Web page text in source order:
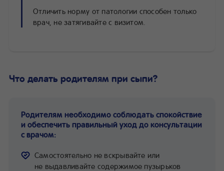
Отличить норму от патологии способен только
врач, не затягивайте с визитом.
Что делать родителям при сыпи?
Родителям необходимо соблюдать спокойствие
и обеспечить правильный уход до консультации
с врачом:
Самостоятельно не вскрывайте или
не выдавливайте содержимое пузырьков